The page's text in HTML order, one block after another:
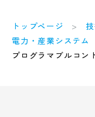
トップページ
電力・産業システ
プログラマブルコン